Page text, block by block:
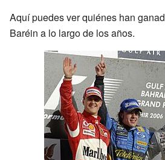
Aquí puedes ver quiénes han
Baréin a lo largo de los años.